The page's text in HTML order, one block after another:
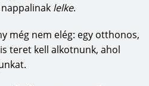
lelke.
még nem elég: egy otthonos,
teret kell alkotnunk, ahol